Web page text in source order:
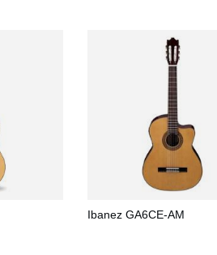
Ibanez GA6CE-AM